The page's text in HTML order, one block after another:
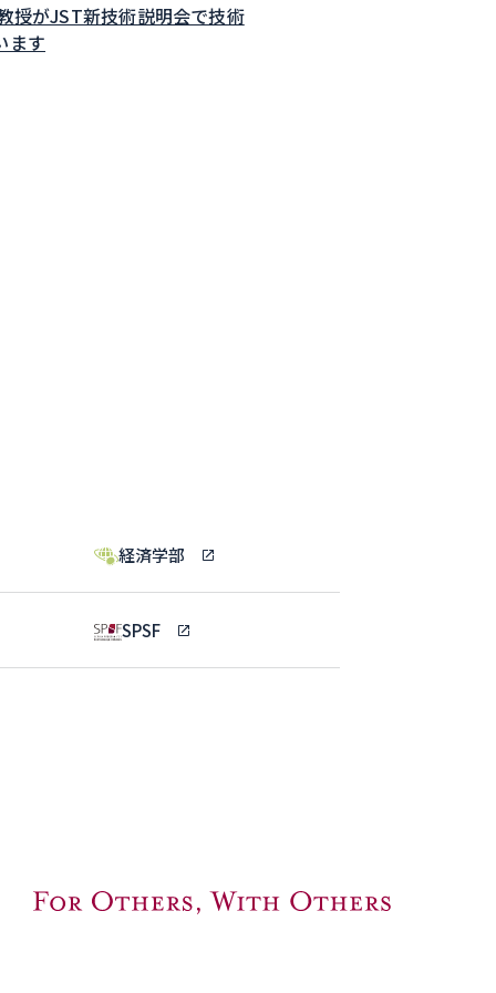
授がJST新技術説明会で技術
ます
経済学部
SPSF